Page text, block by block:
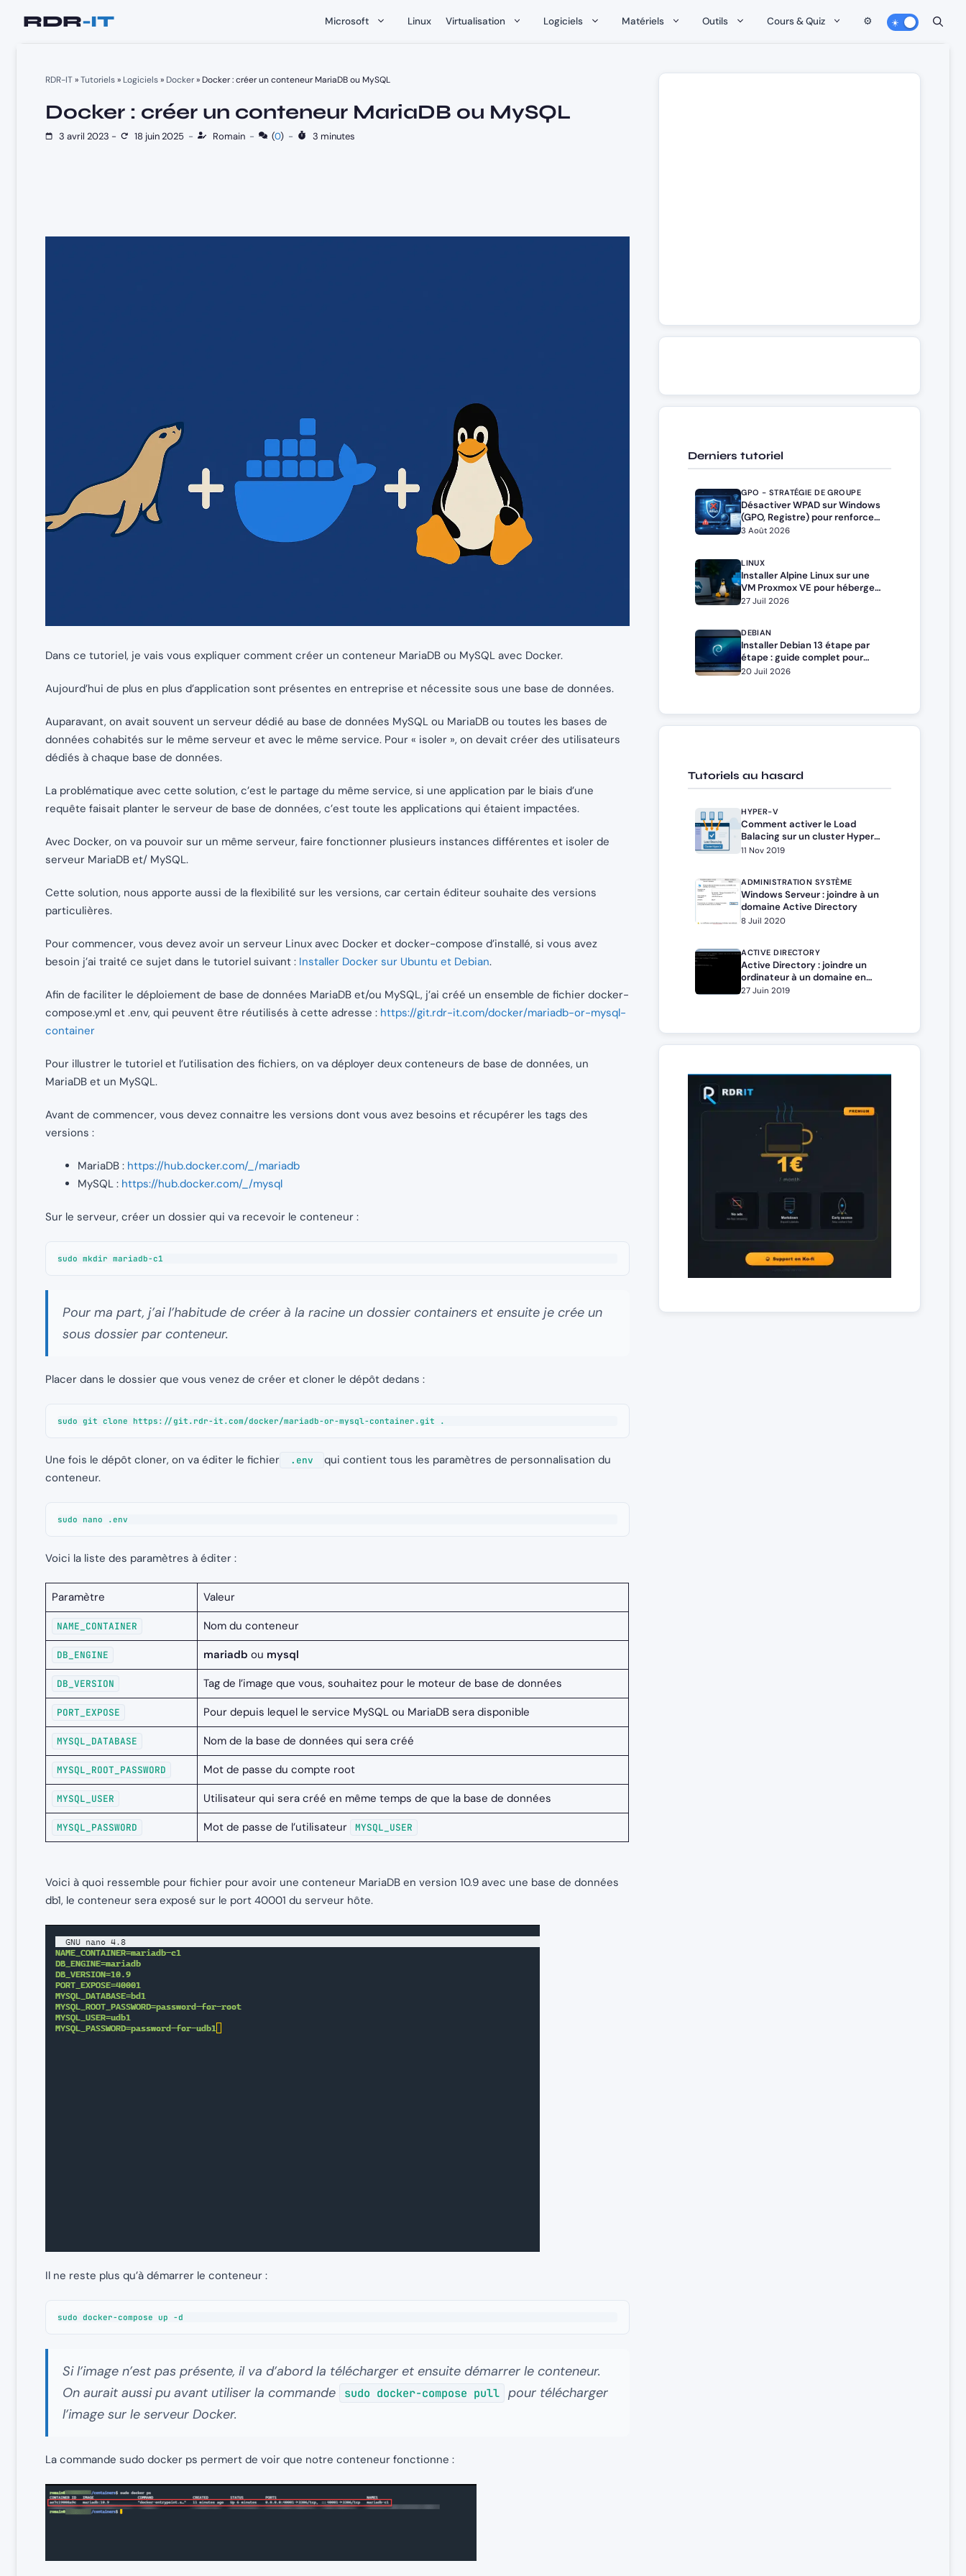
Microsoft Linux Virtualisation Logiciels Matériels Outils Cours & Quiz ⚙️
RDR-IT»Tutoriels» Logiciels» Docker» Docker : créer un conteneur MariaDB ou MySQL
Docker : créer un conteneur MariaDB ou MySQL
3 avril 2023 - 18 juin 2025 - Romain - (0) - 3 minutes
Dans ce tutoriel, je vais vous expliquer comment créer un conteneur MariaDB ou MySQL avec Docker.
Aujourd’hui de plus en plus d’application sont présentes en entreprise et nécessite sous une base de données.
Auparavant, on avait souvent un serveur dédié au base de données MySQL ou MariaDB ou toutes les bases de
données cohabités sur le même serveur et avec le même service. Pour « isoler », on devait créer des utilisateurs
dédiés à chaque base de données.
La problématique avec cette solution, c’est le partage du même service, si une application par le biais d’une
requête faisait planter le serveur de base de données, c’est toute les applications qui étaient impactées.
Avec Docker, on va pouvoir sur un même serveur, faire fonctionner plusieurs instances différentes et isoler de
serveur MariaDB et/ MySQL.
Cette solution, nous apporte aussi de la flexibilité sur les versions, car certain éditeur souhaite des versions
particulières.
Pour commencer, vous devez avoir un serveur Linux avec Docker et docker-compose d’installé, si vous avez
besoin j’ai traité ce sujet dans le tutoriel suivant : Installer Docker sur Ubuntu et Debian.
Afin de faciliter le déploiement de base de données MariaDB et/ou MySQL, j’ai créé un ensemble de fichier docker-
compose.yml et .env, qui peuvent être réutilisés à cette adresse : https://git.rdr-it.com/docker/mariadb-or-mysql-
container
Pour illustrer le tutoriel et l’utilisation des fichiers, on va déployer deux conteneurs de base de données, un
MariaDB et un MySQL.
Avant de commencer, vous devez connaitre les versions dont vous avez besoins et récupérer les tags des
versions :
MariaDB : https://hub.docker.com/_/mariadb
MySQL : https://hub.docker.com/_/mysql
Sur le serveur, créer un dossier qui va recevoir le conteneur :
sudo mkdir mariadb-c1
Pour ma part, j’ai l’habitude de créer à la racine un dossier containers et ensuite je crée un
sous dossier par conteneur.
Placer dans le dossier que vous venez de créer et cloner le dépôt dedans :
sudo git clone https://git.rdr-it.com/docker/mariadb-or-mysql-container.git .
Une fois le dépôt cloner, on va éditer le fichier .env
qui contient tous les paramètres de personnalisation du
conteneur.
sudo nano .env
Voici la liste des paramètres à éditer :
Paramètre Valeur
NAME_CONTAINER Nom du conteneur
DB_ENGINE mariadb ou mysql
DB_VERSION Tag de l’image que vous, souhaitez pour le moteur de base de données
PORT_EXPOSE Pour depuis lequel le service MySQL ou MariaDB sera disponible
MYSQL_DATABASE Nom de la base de données qui sera créé
MYSQL_ROOT_PASSWORD Mot de passe du compte root
MYSQL_USER Utilisateur qui sera créé en même temps de que la base de données
MYSQL_PASSWORD Mot de passe de l’utilisateur MYSQL_USER
Voici à quoi ressemble pour fichier pour avoir une conteneur MariaDB en version 10.9 avec une base de données
db1, le conteneur sera exposé sur le port 40001 du serveur hôte.
Il ne reste plus qu’à démarrer le conteneur :
sudo docker-compose up -d
Si l’image n’est pas présente, il va d’abord la télécharger et ensuite démarrer le conteneur.
On aurait aussi pu avant utiliser la commande
sudo docker-compose pull pour télécharger
l’image sur le serveur Docker.
La commande sudo docker ps permert de voir que notre conteneur fonctionne :
Derniers tutoriel
GPO - STRATÉGIE DE GROUPE
Désactiver WPAD sur Windows
(GPO, Registre) pour renforcer
la sécurité
3 Août 2026
LINUX
Installer Alpine Linux sur une
VM Proxmox VE pour héberger
Docker et Docker Compose
27 Juil 2026
DEBIAN
Installer Debian 13 étape par
étape : guide complet pour
débutants et administrateurs
20 Juil 2026
Tutoriels au hasard
HYPER-V
Comment activer le Load
Balacing sur un cluster Hyper-
V
11 Nov 2019
ADMINISTRATION SYSTÈME
Windows Serveur : joindre à un
domaine Active Directory
8 Juil 2020
ACTIVE DIRECTORY
Active Directory : joindre un
ordinateur à un domaine en
ligne de commande
27 Juin 2019